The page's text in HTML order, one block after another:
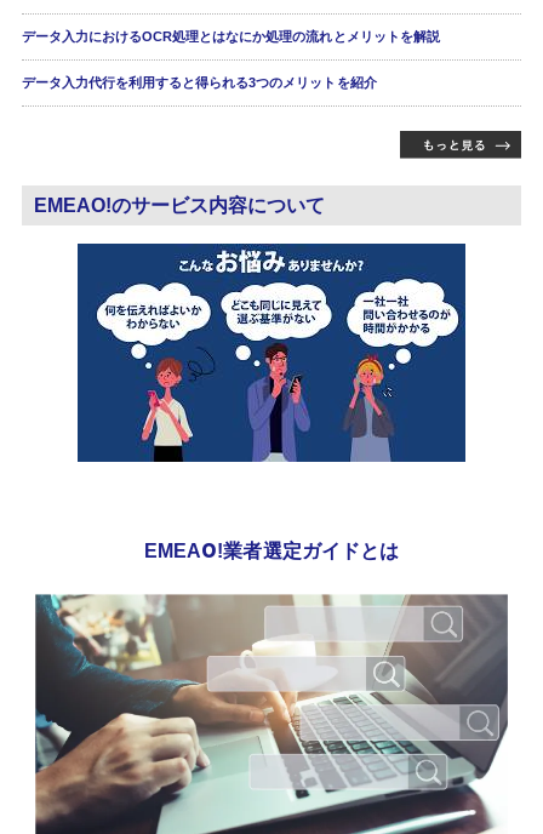
データ入力におけるOCR処理とはなにか処理の流れとメリットを解説
データ入力代行を利用すると得られる3つのメリットを紹介
EMEAO!のサービス内容について
EMEAO!業者選定ガイドとは